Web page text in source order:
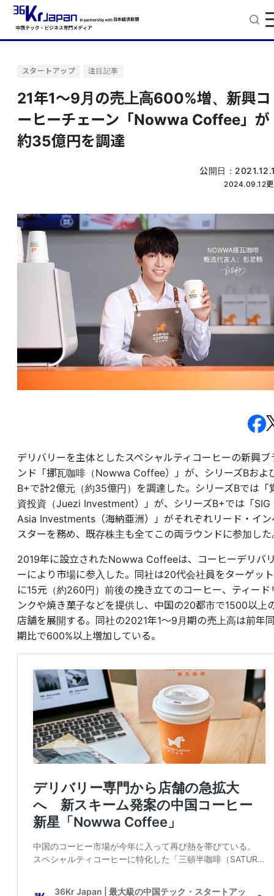
スタートアップ 注目記事
21年1〜9月の売上高600%増、新興コ
ーヒーチェーン「Nowwa Coffee」が
約35億円を調達
公開日：
2024.09.12
デリバリーを主体としたスペシャルティコーヒーの新興ブ
ンド「挪瓦咖啡（Nowwa Coffee）」が、シリーズBおよ
B+で計2億元（約35億円）を調達した。シリーズBでは「
資投資（Juezi Investment）」が、シリーズB+では「SIG
Asia Investments（海納亜洲）」がそれぞれリード・イン
スターを務め、既存株主も全てこの両ラウンドに参加した
2019年に設立されたNowwa Coffeeは、コーヒーデリバ
ーにより市場に参入した。同社は20代会社員をターゲット
に15元（約260円）前後の挽き立てのコーヒー、ティード
ンクや焼き菓子などを提供し、中国の20都市で1500以上
店舗を展開する。同社の2021年1～9月期の売上高は前年
期比で600%以上増加している。